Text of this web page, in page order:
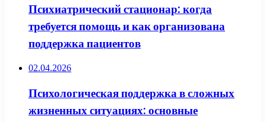
Психиатрический стационар: когда
требуется помощь и как организована
поддержка пациентов
02.04.2026
Психологическая поддержка в сложных
жизненных ситуациях: основные